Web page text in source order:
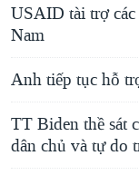
USAID tài trợ
Nam
Anh tiếp tục hỗ
TT Biden thề sát
dân chủ và tự do